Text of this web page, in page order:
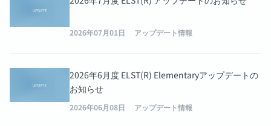
2026年07月01日 アップデート情報
2026年6月度 ELST(R) Elementaryアップデートの
お知らせ
2026年06月08日 アップデート情報